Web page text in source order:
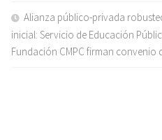
Alianza público-privada
inicial: Servicio de Educación
Fundación CMPC firman